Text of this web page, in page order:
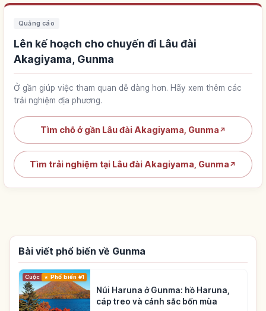
Quảng cáo
Lên kế hoạch cho chuyến đi Lâu đài
Akagiyama, Gunma
Ở gần giúp việc tham quan dễ dàng hơn. Hãy xem thêm các
trải nghiệm địa phương.
Tìm chỗ ở gần Lâu đài Akagiyama, Gunma ↗
Tìm trải nghiệm tại Lâu đài Akagiyama, Gunma ↗
Bài viết phổ biến về Gunma
Cuộc sốngPhổ biến #1
Núi Haruna ở Gunma: hồ Haruna,
cáp treo và cảnh sắc bốn mùa